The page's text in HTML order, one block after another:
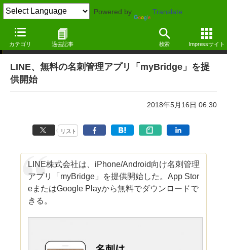
Powered by Translate
カテゴリ 過去記事 検索 Impressサイト
ニュース ―MdN Design Interactive edition―
LINE、無料の名刺管理アプリ「myBridge」を提
供開始
2018年5月16日 06:30
リスト
LINE株式会社は、iPhone/Android向け名刺管理
アプリ「myBridge」を提供開始した。App Stor
eまたはGoogle Playから無料でダウンロードで
きる。